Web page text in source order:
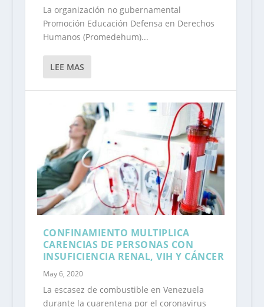
La organización no gubernamental
Promoción Educación Defensa en Derechos
Humanos (Promedehum)...
LEE MAS
CONFINAMIENTO MULTIPLICA
CARENCIAS DE PERSONAS CON
INSUFICIENCIA RENAL, VIH Y CÁNCER
May 6, 2020
La escasez de combustible en Venezuela
durante la cuarentena por el coronavirus